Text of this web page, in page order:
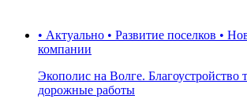
• Актуально • Развитие поселков •
компании
Экополис на Волге. Благоустройство
дорожные работы